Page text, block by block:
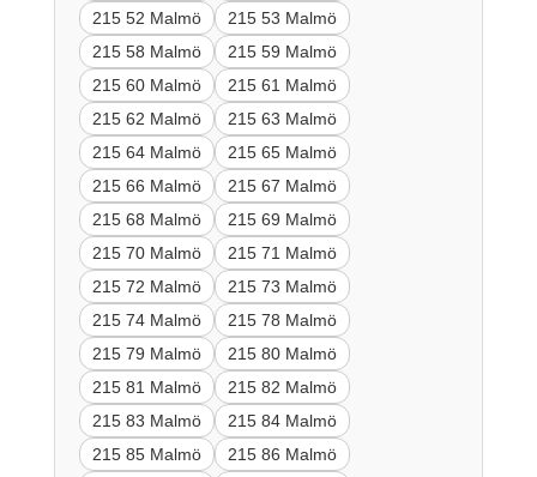
215 52 Malmö
215 53 Malmö
215 58 Malmö
215 59 Malmö
215 60 Malmö
215 61 Malmö
215 62 Malmö
215 63 Malmö
215 64 Malmö
215 65 Malmö
215 66 Malmö
215 67 Malmö
215 68 Malmö
215 69 Malmö
215 70 Malmö
215 71 Malmö
215 72 Malmö
215 73 Malmö
215 74 Malmö
215 78 Malmö
215 79 Malmö
215 80 Malmö
215 81 Malmö
215 82 Malmö
215 83 Malmö
215 84 Malmö
215 85 Malmö
215 86 Malmö